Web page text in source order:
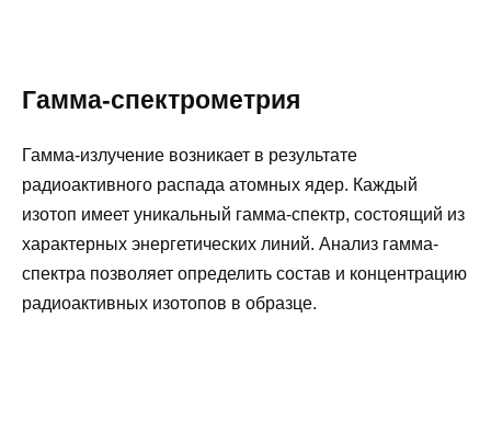
Гамма-спектрометрия
Гамма-излучение возникает в результате
радиоактивного распада атомных ядер. Каждый
изотоп имеет уникальный гамма-спектр, состоящий из
характерных энергетических линий. Анализ гамма-
спектра позволяет определить состав и концентрацию
радиоактивных изотопов в образце.